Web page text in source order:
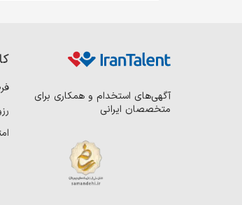
آگهی‌های استخدام و همکاری برای
متخصصان ایرانی